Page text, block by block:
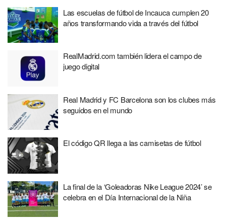
Las escuelas de fútbol de Incauca cumplen 20
años transformando vida a través del fútbol
RealMadrid.com también lidera el campo de
juego digital
Real Madrid y FC Barcelona son los clubes más
seguidos en el mundo
El código QR llega a las camisetas de fútbol
La final de la ‘Goleadoras Nike League 2024’ se
celebra en el Día Internacional de la Niña